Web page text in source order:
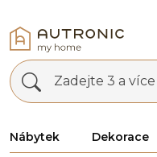
Zadejte 3 a více
Nábytek Dekorace